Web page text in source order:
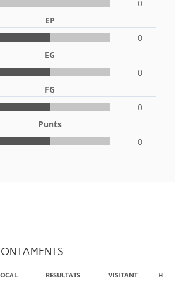
0
EP
0
EG
0
FG
0
Punts
0
RESULTATS VISITANT HORA